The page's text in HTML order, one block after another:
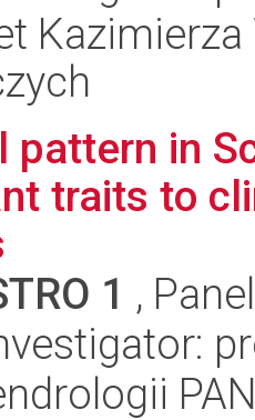
Kazimierza
pattern in
traits to
1 ,